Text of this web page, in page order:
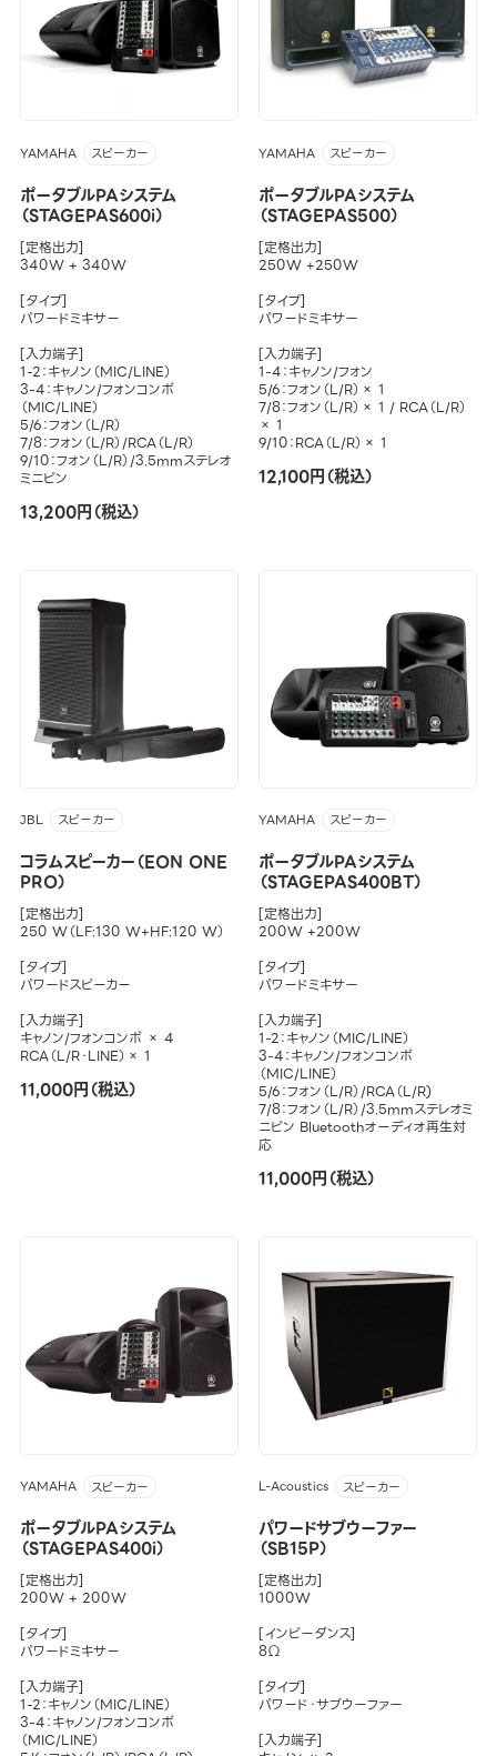
YAMAHA スピーカー
ポータブルPAシステム
（STAGEPAS600i）
[定格出力]
340W + 340W
[タイプ]
パワードミキサー
[入力端子]
1-2：キャノン（MIC/LINE）
3-4：キャノン/フォンコンボ
（MIC/LINE）
5/6：フォン（L/R）
7/8：フォン（L/R）/RCA（L/R）
9/10：フォン（L/R）/3.5mmステレオ
ミニピン
13,200円（税込）
YAMAHA スピーカー
ポータブルPAシステム
（STAGEPAS500）
[定格出力]
250W +250W
[タイプ]
パワードミキサー
[入力端子]
1-4：キャノン/フォン
5/6：フォン（L/R）× 1
7/8：フォン（L/R）× 1 / RCA（L/R）
× 1
9/10：RCA（L/R）× 1
12,100円（税込）
JBL スピーカー
コラムスピーカー（EON ONE
PRO）
[定格出力]
250 W（LF:130 W+HF:120 W）
[タイプ]
パワードスピーカー
[入力端子]
キャノン/フォンコンボ × 4
RCA（L/R・LINE）× 1
11,000円（税込）
YAMAHA スピーカー
ポータブルPAシステム
（STAGEPAS400BT）
[定格出力]
200W +200W
[タイプ]
パワードミキサー
[入力端子]
1-2：キャノン（MIC/LINE）
3-4：キャノン/フォンコンボ
（MIC/LINE）
5/6：フォン（L/R）/RCA（L/R)
7/8：フォン（L/R）/3.5mmステレオミ
ニピン Bluetoothオーディオ再生対
応
11,000円（税込）
YAMAHA スピーカー
ポータブルPAシステム
（STAGEPAS400i）
[定格出力]
200W + 200W
[タイプ]
パワードミキサー
[入力端子]
1-2：キャノン（MIC/LINE）
3-4：キャノン/フォンコンボ
（MIC/LINE）
L-Acoustics スピーカー
パワードサブウーファー
（SB15P）
[定格出力]
1000W
[インピーダンス]
8Ω
[タイプ]
パワード・サブウーファー
[入力端子]